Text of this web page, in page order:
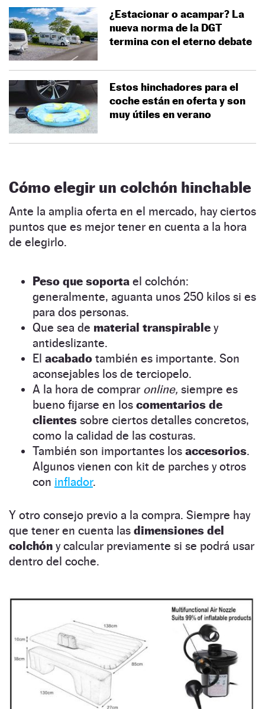
¿Estacionar o acampar? La
nueva norma de la DGT
termina con el eterno debate
Estos hinchadores para el
coche están en oferta y son
muy útiles en verano
Cómo elegir un colchón hinchable
Ante la amplia oferta en el mercado, hay ciertos
puntos que es mejor tener en cuenta a la hora
de elegirlo.
Peso que soporta el colchón:
generalmente, aguanta unos 250 kilos si es
para dos personas.
Que sea de material transpirable y
antideslizante.
El acabado también es importante. Son
aconsejables los de terciopelo.
A la hora de comprar online, siempre es
bueno fijarse en los comentarios de
clientes sobre ciertos detalles concretos,
como la calidad de las costuras.
También son importantes los accesorios.
Algunos vienen con kit de parches y otros
con inflador.
Y otro consejo previo a la compra. Siempre hay
que tener en cuenta las dimensiones del
colchón y calcular previamente si se podrá usar
dentro del coche.